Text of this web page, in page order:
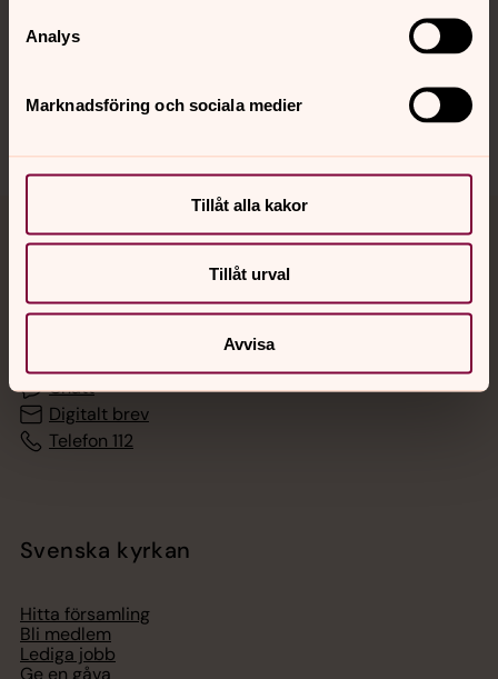
Analys
Marknadsföring och sociala medier
Tillåt alla kakor
Tillåt urval
Avvisa
Jourhavande präst
Akut samtals- och krisstöd. Prata eller chatta anonymt
med en präst på kvällar och nätter.
Chatt
Digitalt brev
Telefon 112
Svenska kyrkan
Hitta församling
Bli medlem
Lediga jobb
Ge en gåva